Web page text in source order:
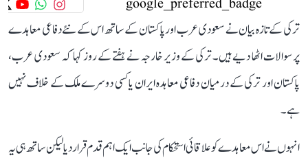
ترکی کے تازہ بیان نے سعودی عرب اور پاکستان کے ساتھ اس کے نئے دفاعی معاہدے
پر سوالات اٹھا دیے ہیں۔ ترکی کے وزیر خارجہ نے ہفتے کے روز کہا کہ سعودی عرب،
پاکستان اور ترکی کے درمیان دفاعی معاہدہ ایران یا کسی دوسرے ملک کے خلاف نہیں
ہے۔
انہوں نے اس معاہدے کو علاقائی استحکام کی جانب ایک اہم قدم قرار دیا لیکن ساتھ ہی یہ